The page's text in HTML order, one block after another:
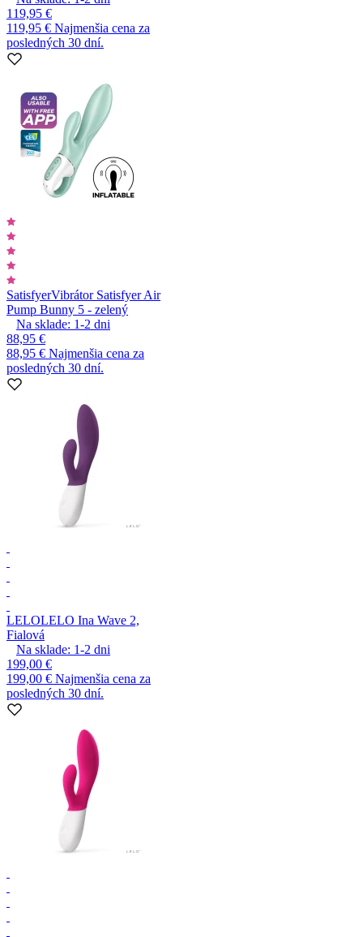
119,95 €
119,95 € Najmenšia cena za
posledných 30 dní.
SatisfyerVibrátor Satisfyer Air
Pump Bunny 5 - zelený
Na sklade: 1-2 dni
88,95 €
88,95 € Najmenšia cena za
posledných 30 dní.
LELOLELO Ina Wave 2,
Fialová
Na sklade: 1-2 dni
199,00 €
199,00 € Najmenšia cena za
posledných 30 dní.